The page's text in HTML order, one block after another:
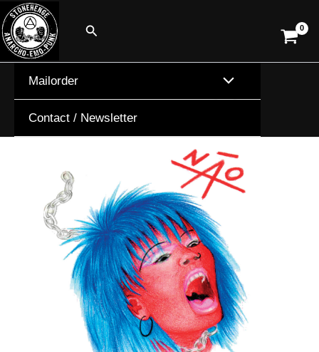
Skip
to
content
Search
Mailorder
Contact / Newsletter